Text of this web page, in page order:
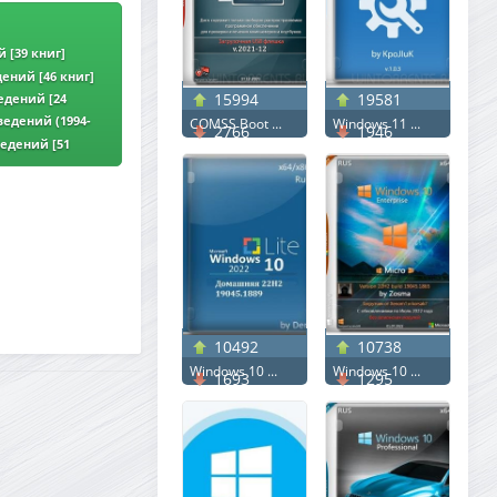
[39 книг]
[46 книг]
[24
(1994-
[51
15994
2766
COMSS Boot ...
19581
1946
Windows 11 ...
10492
1693
Windows 10 ...
10738
1295
Windows 10 ...